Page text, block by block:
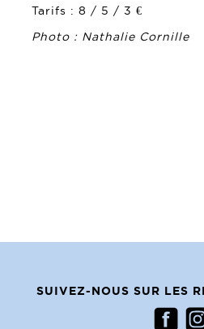
Tarifs : 8 / 5 / 3 €
Photo : Nathalie Cornille
SUIVEZ-NOUS SUR LES